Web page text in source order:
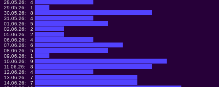
28.05.26:
4
29.05.26:
1
30.05.26:
8
31.05.26:
4
01.06.26:
5
02.06.26:
2
05.06.26:
2
06.06.26:
4
07.06.26:
6
08.06.26:
5
09.06.26:
1
10.06.26:
9
11.06.26:
8
12.06.26:
4
13.06.26:
7
14.06.26:
7